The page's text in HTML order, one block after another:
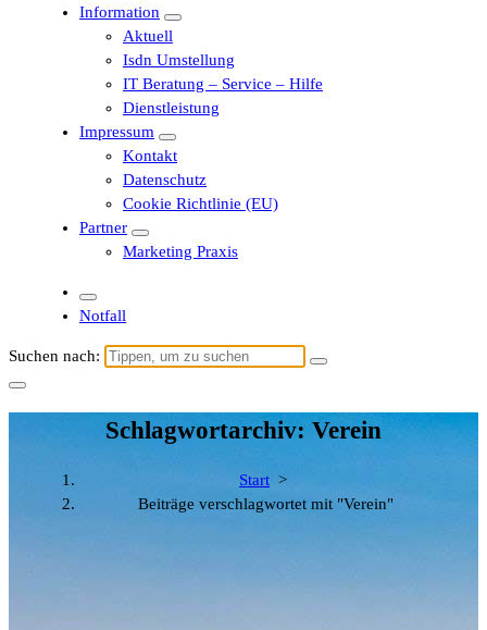
Information
Aktuell
Isdn Umstellung
IT Beratung – Service – Hilfe
Dienstleistung
Impressum
Kontakt
Datenschutz
Cookie Richtlinie (EU)
Partner
Marketing Praxis
Notfall
Suchen nach:
Schlagwortarchiv: Verein
Start >
Beiträge verschlagwortet mit "Verein"